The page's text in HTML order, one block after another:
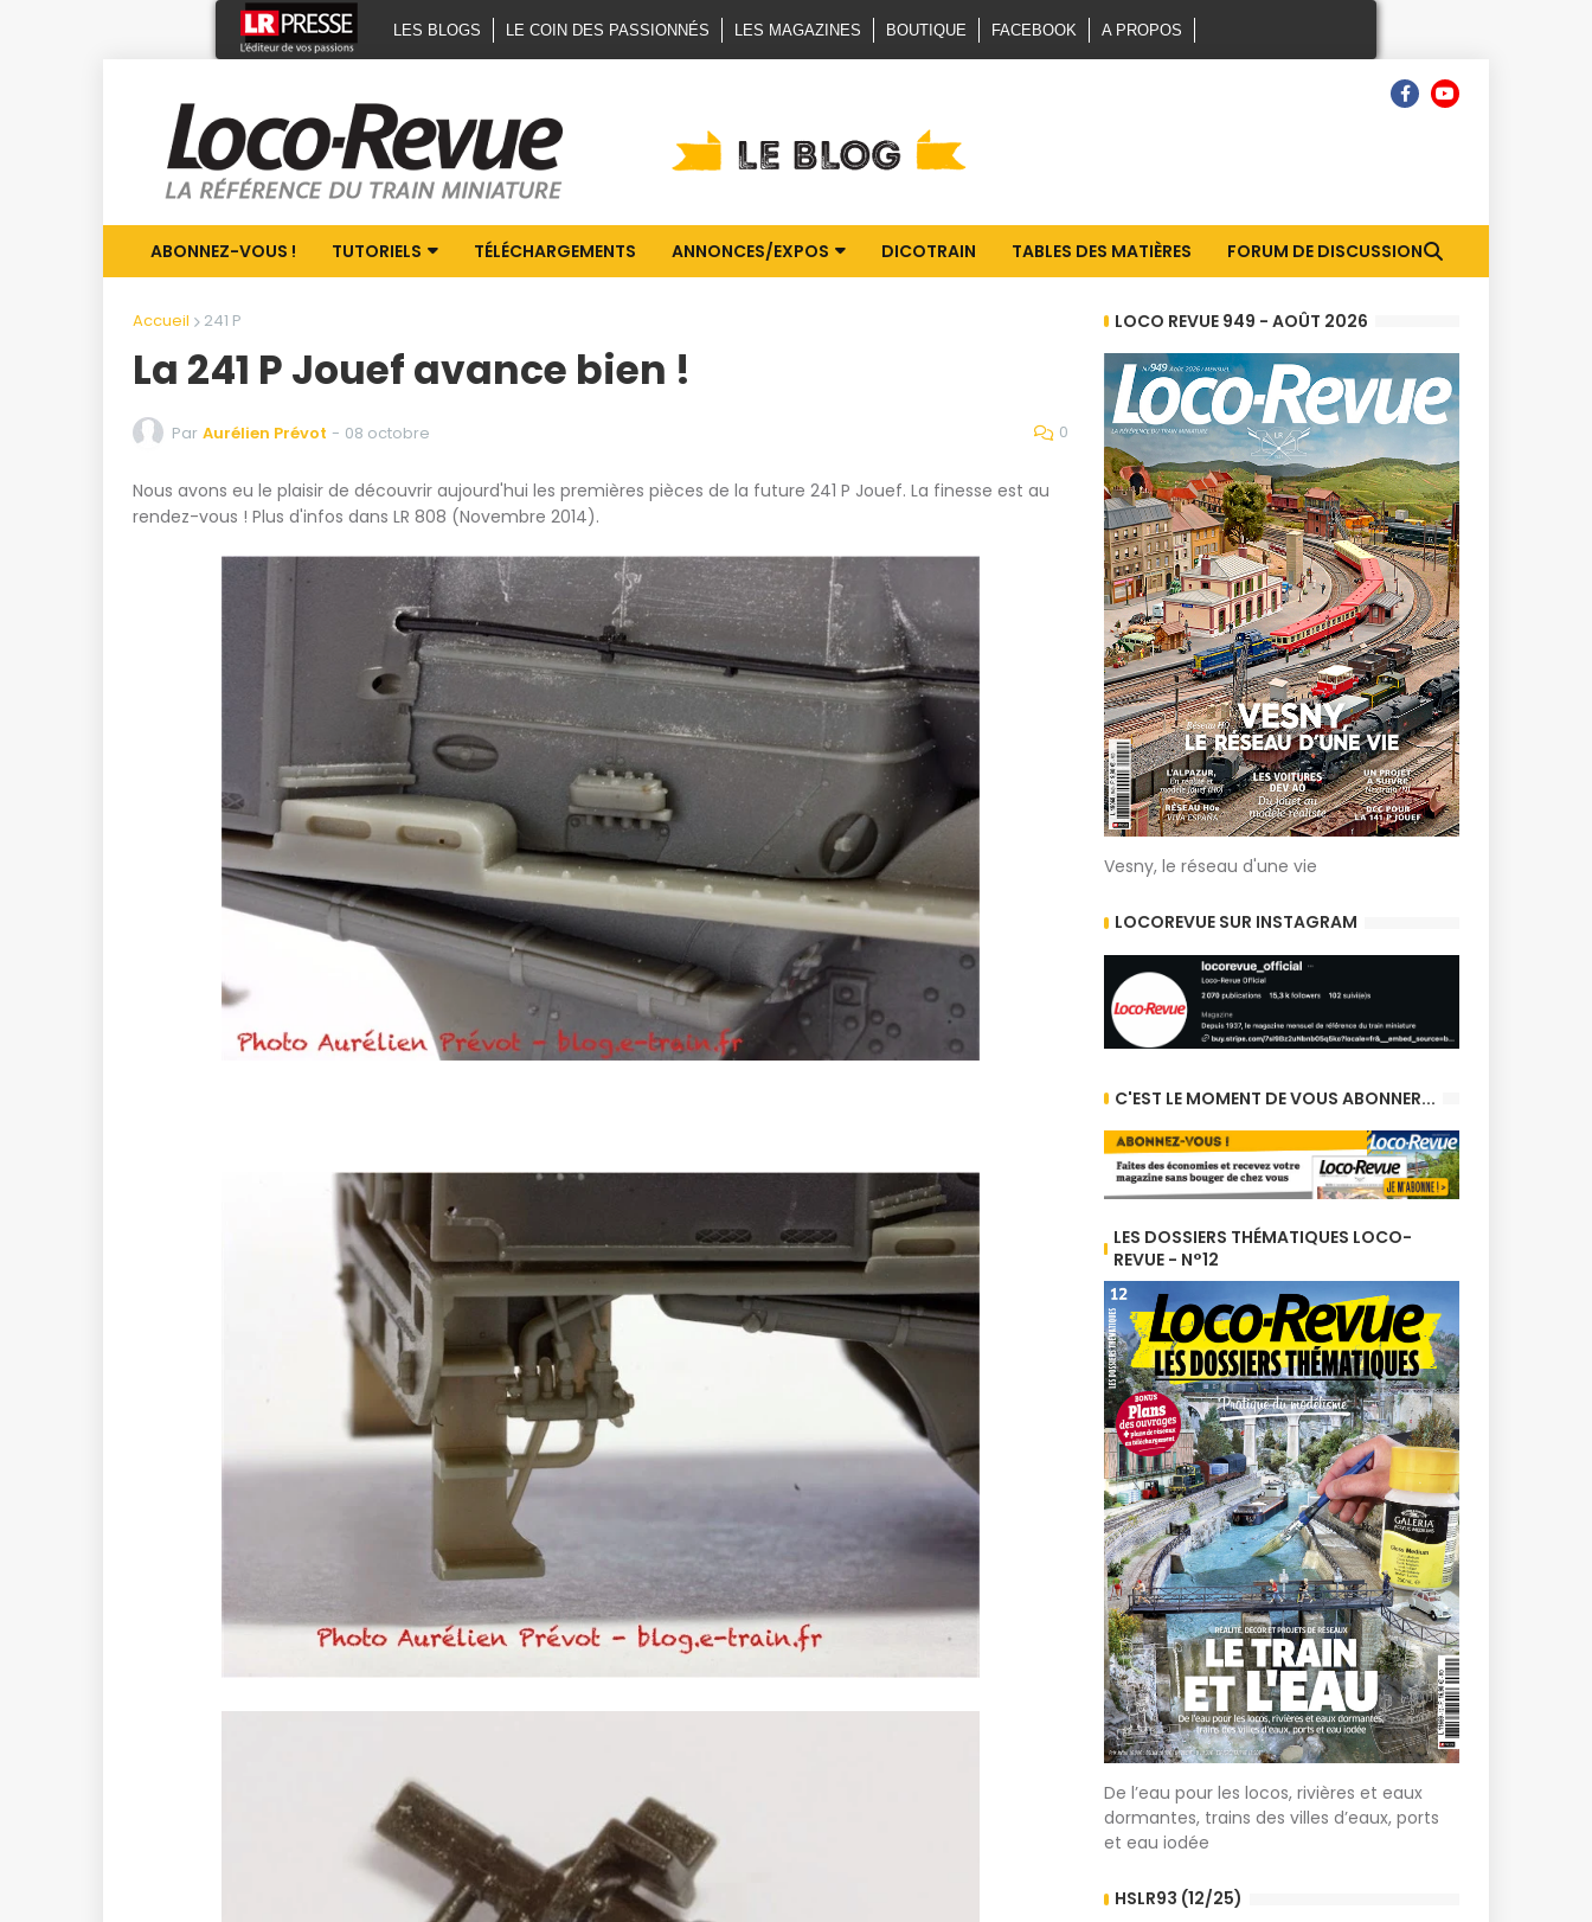
LES BLOGS LE COIN DES PASSIONNÉS LES MAGAZINES BOUTIQUE FACEBOOK A PROPOS
ABONNEZ-VOUS ! TUTORIELS TÉLÉCHARGEMENTS ANNONCES/EXPOS DICOTRAIN TABLES DES MATIÈRES FORUM DE DISCUSSION
Accueil 241 P
La 241 P Jouef avance bien !
Par Aurélien Prévot - 08 octobre 0
Nous avons eu le plaisir de découvrir aujourd'hui les premières pièces de la future 241 P Jouef. La finesse est au
rendez-vous ! Plus d'infos dans LR 808 (Novembre 2014).
LOCO REVUE 949 - AOÛT 2026
Vesny, le réseau d'une vie
LOCOREVUE SUR INSTAGRAM
C'EST LE MOMENT DE VOUS ABONNER...
LES DOSSIERS THÉMATIQUES LOCO-
REVUE - N°12
De l’eau pour les locos, rivières et eaux
dormantes, trains des villes d’eaux, ports
et eau iodée
HSLR93 (12/25)